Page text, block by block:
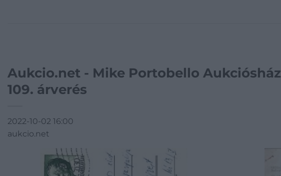
Aukcio.net - Mike Portobello Aukciósház
109. árverés
2022-10-02 16:00
aukcio.net